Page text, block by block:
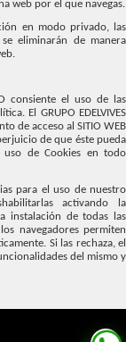
web por el que navegas.
en modo privado, las
eliminarán de manera
consiente el uso de las
El GRUPO EDELVIVES
de acceso al SITIO WEB
de que éste pueda
de Cookies en todo
para el uso de nuestro
activando la
instalación de todas las
navegadores permiten
Si las rechaza, el
del mismo y